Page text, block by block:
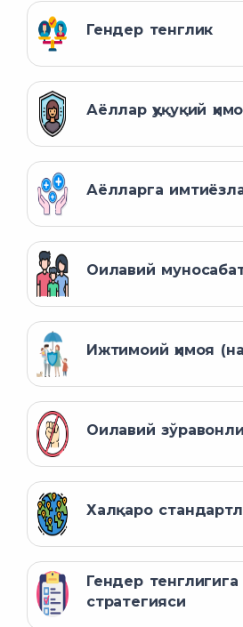
Гендер тенглик
Аёллар ҳуқуқий
Аёлларга
Оилавий
Ижтимоий ҳимоя
Оилавий
Халқаро
Гендер
стратегияси